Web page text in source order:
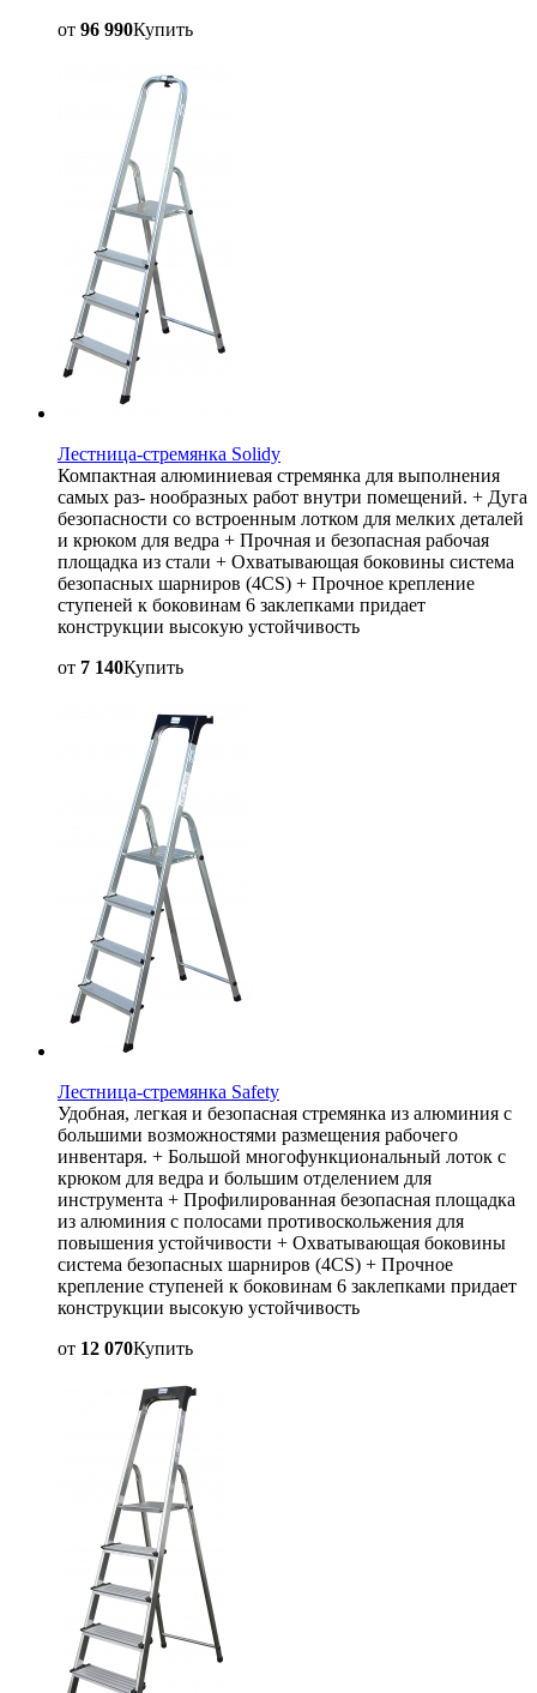
от 96 990Купить
Лестница-стремянка Solidy
Компактная алюминиевая стремянка для выполнения
самых раз- нообразных работ внутри помещений. + Дуга
безопасности со встроенным лотком для мелких деталей
и крюком для ведра + Прочная и безопасная рабочая
площадка из стали + Охватывающая боковины система
безопасных шарниров (4CS) + Прочное крепление
ступеней к боковинам 6 заклепками придает
конструкции высокую устойчивость
от 7 140Купить
Лестница-стремянка Safety
Удобная, легкая и безопасная стремянка из алюминия с
большими возможностями размещения рабочего
инвентаря. + Большой многофункциональный лоток с
крюком для ведра и большим отделением для
инструмента + Профилированная безопасная площадка
из алюминия с полосами противоскольжения для
повышения устойчивости + Охватывающая боковины
система безопасных шарниров (4CS) + Прочное
крепление ступеней к боковинам 6 заклепками придает
конструкции высокую устойчивость
от 12 070Купить